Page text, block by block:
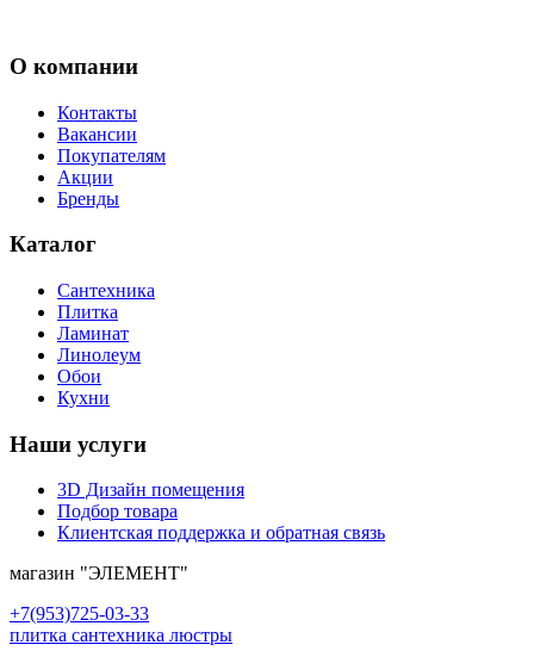
О компании
Контакты
Вакансии
Покупателям
Акции
Бренды
Каталог
Сантехника
Плитка
Ламинат
Линолеум
Обои
Кухни
Наши услуги
3D Дизайн помещения
Подбор товара
Клиентская поддержка и обратная связь
магазин "ЭЛЕМЕНТ"
+7(953)725-03-33
плитка сантехника люстры